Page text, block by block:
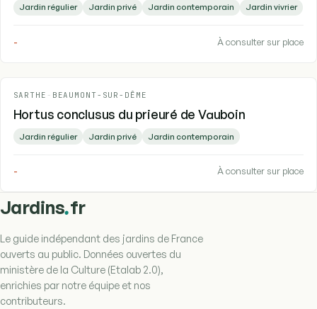
Jardin régulier Jardin privé Jardin contemporain Jardin vivrier
- À consulter sur place
SARTHE - BEAUMONT-SUR-DÊME
Hortus conclusus du prieuré de Vauboin
Jardin régulier Jardin privé Jardin contemporain
- À consulter sur place
Jardins.fr
Le guide indépendant des jardins de France
ouverts au public. Données ouvertes du
ministère de la Culture (Etalab 2.0),
enrichies par notre équipe et nos
contributeurs.